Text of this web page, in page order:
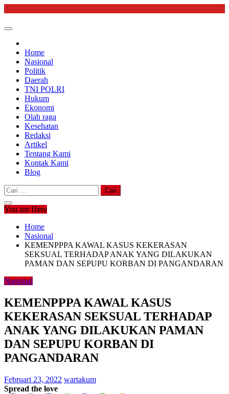
content
Home
Nasional
Politik
Daerah
TNI POLRI
Hukum
Ekonomi
Olah raga
Kesehatan
Redaksi
Artikel
Tentang Kami
Kontak Kami
Blog
Cari
untuk:
You are Here
Home
Nasional
KEMENPPPA KAWAL KASUS KEKERASAN
SEKSUAL TERHADAP ANAK YANG DILAKUKAN
PAMAN DAN SEPUPU KORBAN DI PANGANDARAN
Nasional
KEMENPPPA KAWAL KASUS
KEKERASAN SEKSUAL TERHADAP
ANAK YANG DILAKUKAN PAMAN
DAN SEPUPU KORBAN DI
PANGANDARAN
Februari 23, 2022 wartakum
Spread the love